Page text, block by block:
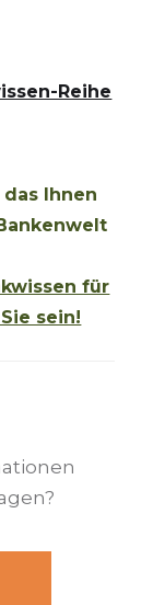
Reihe
Ihnen
für
sein!